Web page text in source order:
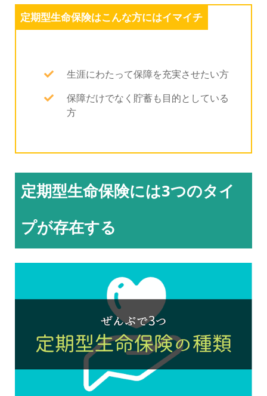
定期型生命保険はこんな方にはイマイチ
生涯にわたって保障を充実させたい方
保障だけでなく貯蓄も目的としている
方
定期型生命保険には3つのタイ
プが存在する